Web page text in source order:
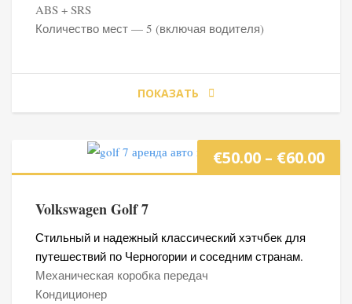
ABS + SRS
Количество мест — 5 (включая водителя)
ПОКАЗАТЬ
€50.00 – €60.00
Volkswagen Golf 7
Стильный и надежный классический хэтчбек для
путешествий по Черногории и соседним странам.
Механическая коробка передач
Кондиционер